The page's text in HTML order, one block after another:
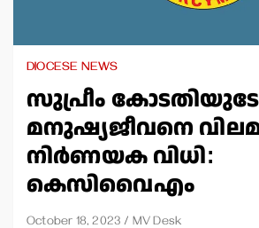
DIOCESE NEWS
സുപ്രീം
മനുഷ്യജീവനെ
നിര്‍ണയക വിധി:
കെസിവൈഎം
October 18, 2023 MV Desk